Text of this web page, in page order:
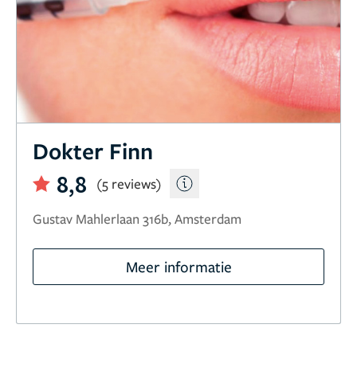
Dokter Finn
8,8
(5 reviews)
Gustav Mahlerlaan 316b, Amsterdam
Meer informatie